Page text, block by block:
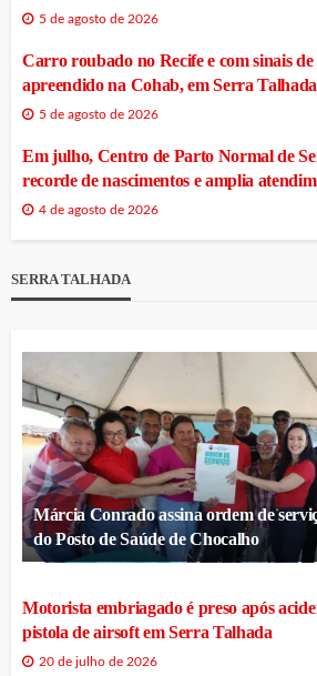
5 de agosto de 2026
Carro roubado no Recife e com sinais de
apreendido na Cohab, em Serra Talhada
5 de agosto de 2026
Em julho, Centro de Parto Normal de
recorde de nascimentos e amplia
4 de agosto de 2026
SERRA TALHADA
Márcia Conrado assina ordem de
do Posto de Saúde de Chocalho
Motorista embriagado é preso após
pistola de airsoft em Serra Talhada
20 de julho de 2026